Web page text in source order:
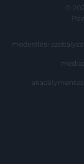
©
moderálási